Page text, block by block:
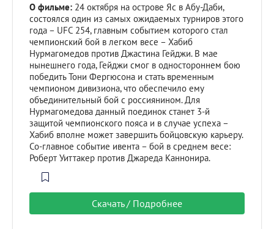
О фильме: 24 октября на острове Яс в Абу-Даби,
состоялся один из самых ожидаемых турниров этого
года – UFC 254, главным событием которого стал
чемпионский бой в легком весе – Хабиб
Нурмагомедов против Джастина Гейджи. В мае
нынешнего года, Гейджи смог в одностороннем бою
победить Тони Фергюсона и стать временным
чемпионом дивизиона, что обеспечило ему
объединительный бой с россиянином. Для
Нурмагомедова данный поединок станет 3-й
защитой чемпионского пояса и в случае успеха –
Хабиб вполне может завершить бойцовскую карьеру.
Со-главное событие ивента – бой в среднем весе:
Роберт Уиттакер против Джареда Каннонира.
Скачать / Подробнее